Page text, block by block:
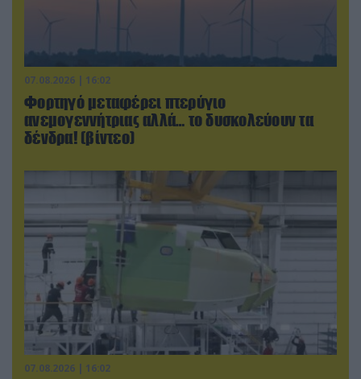
07.08.2026 | 16:02
Φορτηγό μεταφέρει πτερύγιο
ανεμογεννήτριας αλλά… το δυσκολεύουν τα
δένδρα! (βίντεο)
07.08.2026 | 16:02